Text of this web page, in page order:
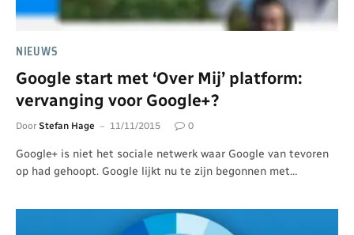
NIEUWS
Google start met ‘Over Mij’ platform:
vervanging voor Google+?
Door Stefan Hage 11/11/2015 0
Google+ is niet het sociale netwerk waar Google van tevoren
op had gehoopt. Google lijkt nu te zijn begonnen met…